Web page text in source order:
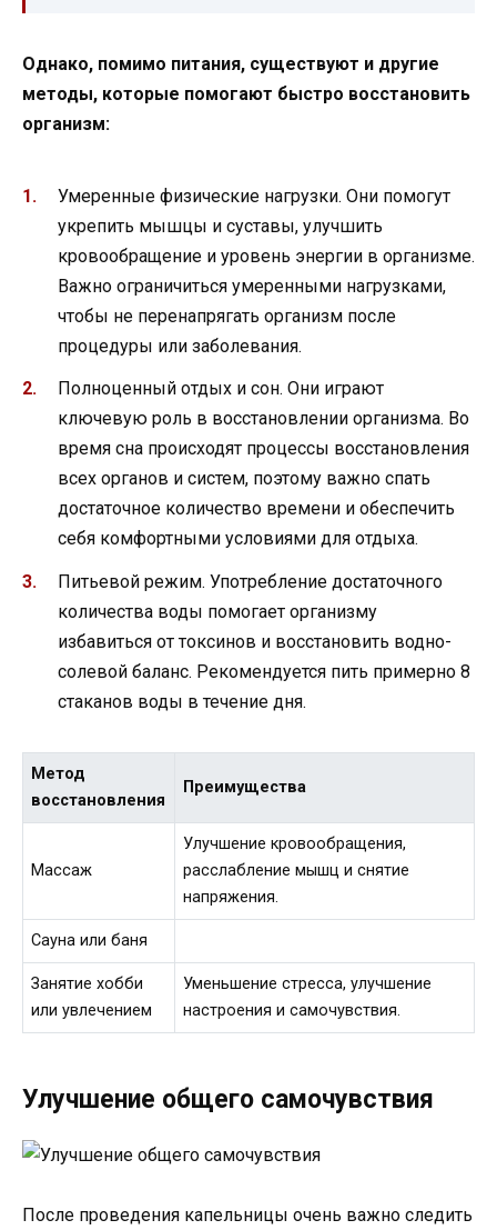
Однако, помимо питания, существуют и другие
методы, которые помогают быстро восстановить
организм:
Умеренные физические нагрузки. Они помогут
укрепить мышцы и суставы, улучшить
кровообращение и уровень энергии в организме.
Важно ограничиться умеренными нагрузками,
чтобы не перенапрягать организм после
процедуры или заболевания.
Полноценный отдых и сон. Они играют
ключевую роль в восстановлении организма. Во
время сна происходят процессы восстановления
всех органов и систем, поэтому важно спать
достаточное количество времени и обеспечить
себя комфортными условиями для отдыха.
Питьевой режим. Употребление достаточного
количества воды помогает организму
избавиться от токсинов и восстановить водно-
солевой баланс. Рекомендуется пить примерно 8
стаканов воды в течение дня.
Метод
восстановления
Преимущества
Массаж
Улучшение кровообращения,
расслабление мышц и снятие
напряжения.
Сауна или баня
Занятие хобби
или увлечением
Уменьшение стресса, улучшение
настроения и самочувствия.
Улучшение общего самочувствия
После проведения капельницы очень важно следить